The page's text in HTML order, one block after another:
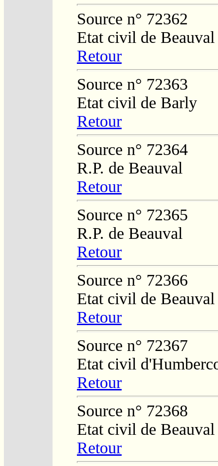
Source n° 72362
Etat civil de Beauval
Retour
Source n° 72363
Etat civil de Barly
Retour
Source n° 72364
R.P. de Beauval
Retour
Source n° 72365
R.P. de Beauval
Retour
Source n° 72366
Etat civil de Beauval
Retour
Source n° 72367
Etat civil
Retour
Source n° 72368
Etat civil de Beauval
Retour